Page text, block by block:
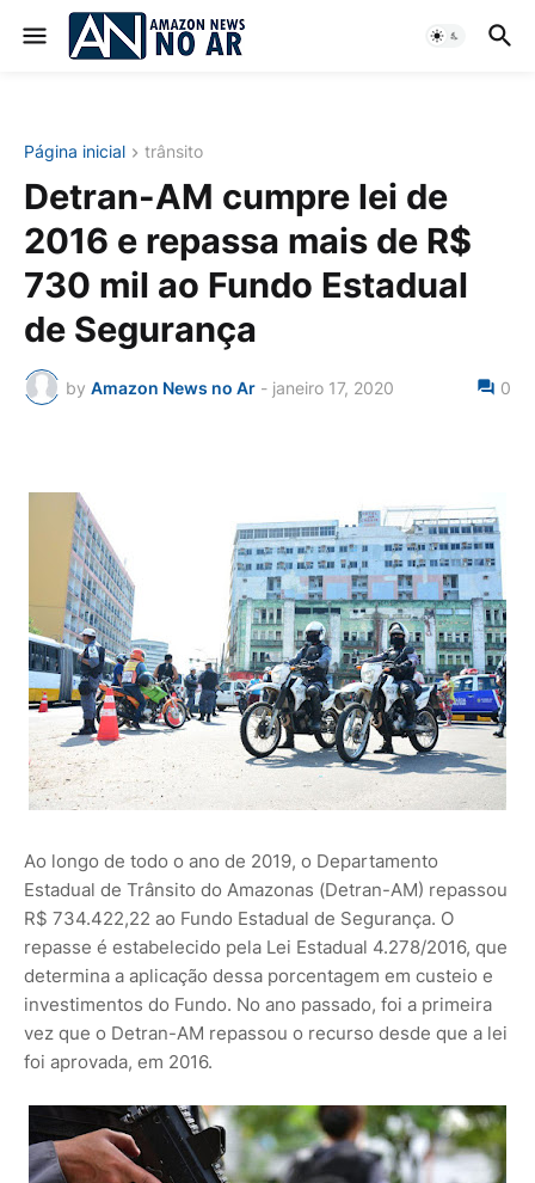
Página inicial trânsito
Detran-AM cumpre lei de
2016 e repassa mais de R$
730 mil ao Fundo Estadual
de Segurança
by Amazon News no Ar - janeiro 17, 2020 0
Ao longo de todo o ano de 2019, o Departamento
Estadual de Trânsito do Amazonas (Detran-AM) repassou
R$ 734.422,22 ao Fundo Estadual de Segurança. O
repasse é estabelecido pela Lei Estadual 4.278/2016, que
determina a aplicação dessa porcentagem em custeio e
investimentos do Fundo. No ano passado, foi a primeira
vez que o Detran-AM repassou o recurso desde que a lei
foi aprovada, em 2016.